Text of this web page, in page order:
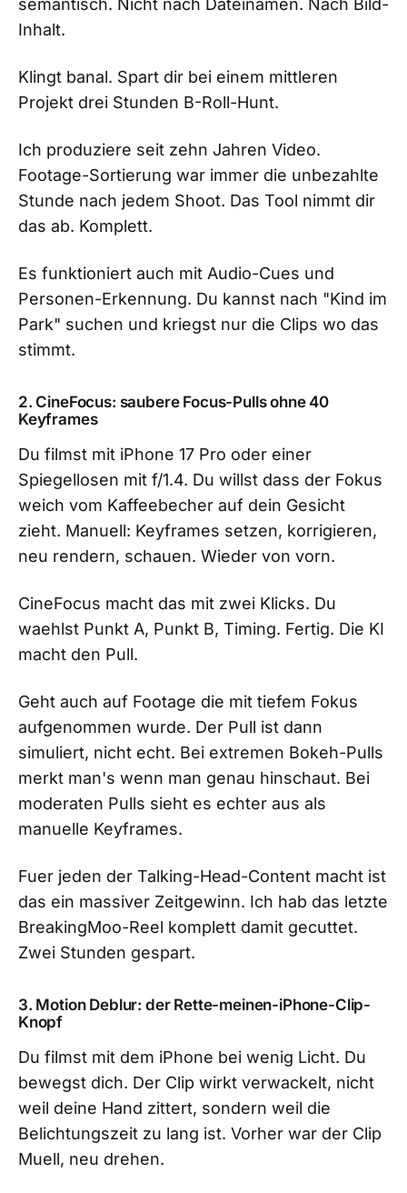
semantisch. Nicht nach Dateinamen. Nach Bild-
Inhalt.
Klingt banal. Spart dir bei einem mittleren
Projekt drei Stunden B-Roll-Hunt.
Ich produziere seit zehn Jahren Video.
Footage-Sortierung war immer die unbezahlte
Stunde nach jedem Shoot. Das Tool nimmt dir
das ab. Komplett.
Es funktioniert auch mit Audio-Cues und
Personen-Erkennung. Du kannst nach "Kind im
Park" suchen und kriegst nur die Clips wo das
stimmt.
2. CineFocus: saubere Focus-Pulls ohne 40
Keyframes
Du filmst mit iPhone 17 Pro oder einer
Spiegellosen mit f/1.4. Du willst dass der Fokus
weich vom Kaffeebecher auf dein Gesicht
zieht. Manuell: Keyframes setzen, korrigieren,
neu rendern, schauen. Wieder von vorn.
CineFocus macht das mit zwei Klicks. Du
waehlst Punkt A, Punkt B, Timing. Fertig. Die KI
macht den Pull.
Geht auch auf Footage die mit tiefem Fokus
aufgenommen wurde. Der Pull ist dann
simuliert, nicht echt. Bei extremen Bokeh-Pulls
merkt man's wenn man genau hinschaut. Bei
moderaten Pulls sieht es echter aus als
manuelle Keyframes.
Fuer jeden der Talking-Head-Content macht ist
das ein massiver Zeitgewinn. Ich hab das letzte
BreakingMoo-Reel komplett damit gecuttet.
Zwei Stunden gespart.
3. Motion Deblur: der Rette-meinen-iPhone-Clip-
Knopf
Du filmst mit dem iPhone bei wenig Licht. Du
bewegst dich. Der Clip wirkt verwackelt, nicht
weil deine Hand zittert, sondern weil die
Belichtungszeit zu lang ist. Vorher war der Clip
Muell, neu drehen.